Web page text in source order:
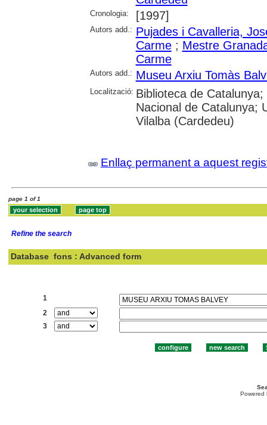
Cronologia: [1997]
Autors add.: Pujades i Cavalleria,
Carme; Mestre
Carme
Autors add.: Museu Arxiu Tomàs
Localització: Biblioteca de
Nacional de Catalunya;
Vilalba (Cardedeu)
Enllaç permanent a aquest
page 1 of 1
Refine the search
Database fons : Advanced form
1
2
3
Powered